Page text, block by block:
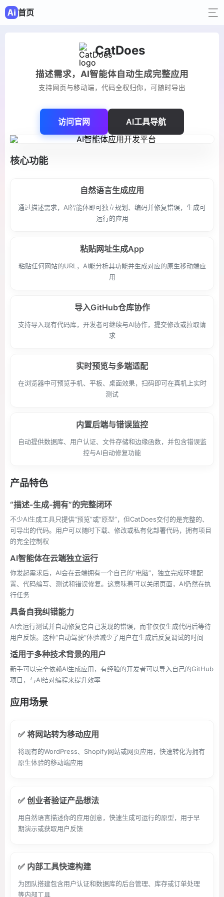
首页
CatDoes
描述需求，AI智能体自动生成完整应用
支持网页与移动端，代码全权归你，可随时导出
访问官网 AI工具导航
核心功能
自然语言生成应用
通过描述需求，AI智能体即可独立规划、编码并修复错误，生成可
运行的应用
粘贴网址生成App
粘贴任何网站的URL，AI能分析其功能并生成对应的原生移动端应
用
导入GitHub仓库协作
支持导入现有代码库，开发者可继续与AI协作，提交修改或拉取请
求
实时预览与多端适配
在浏览器中可预览手机、平板、桌面效果，扫码即可在真机上实时
测试
内置后端与错误监控
自动提供数据库、用户认证、文件存储和边缘函数，并包含错误监
控与AI自动修复功能
产品特色
“描述-生成-拥有”的完整闭环
不少AI生成工具只提供“预览”或“原型”，但CatDoes交付的是完整的、
可导出的代码。用户可以随时下载、修改或私有化部署代码，拥有项目
的完全控制权
AI智能体在云端独立运行
你发起需求后，AI会在云端拥有一个自己的“电脑”，独立完成环境配
置、代码编写、测试和错误修复。这意味着可以关闭页面，AI仍然在执
行任务
具备自我纠错能力
AI会运行测试并自动修复它自己发现的错误，而非仅仅生成代码后等待
用户反馈。这种“自动驾驶”体验减少了用户在生成后反复调试的时间
适用于多种技术背景的用户
新手可以完全依赖AI生成应用，有经验的开发者可以导入自己的GitHub
项目，与AI结对编程来提升效率
应用场景
✅ 将网站转为移动应用
将现有的WordPress、Shopify网站或网页应用，快速转化为拥有
原生体验的移动端应用
✅ 创业者验证产品想法
用自然语言描述你的应用创意，快速生成可运行的原型，用于早
期演示或获取用户反馈
✅ 内部工具快速构建
为团队搭建包含用户认证和数据库的后台管理、库存或订单处理
等内部工具